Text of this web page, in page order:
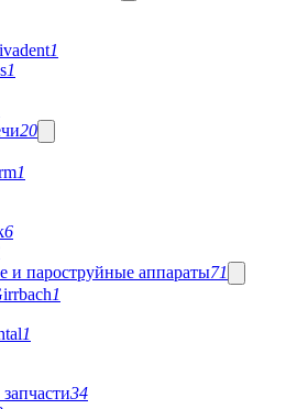
1
1
20
1
6
и пароструйные аппараты71
1
1
34